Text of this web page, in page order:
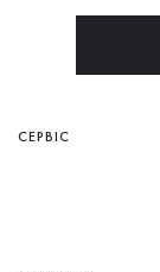
СЕРВІС